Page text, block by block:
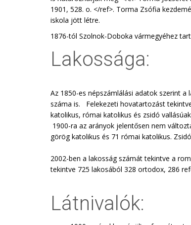
1901, 528. o. </ref>. Torma Zsófia
iskola jött létre.
1876-tól Szolnok-Doboka vármegyéhez
Lakossága:
Az 1850-es népszámlálási adatok szerint
száma is. Felekezeti hovatartozást
katolikus, római katolikus és zsidó
1900-ra az arányok jelentősen nem
görög katolikus és 71 római katolikus.
2002-ben a lakosság számát tekintve a
tekintve 725 lakosából 328 ortodox, 286
Látnivalók: